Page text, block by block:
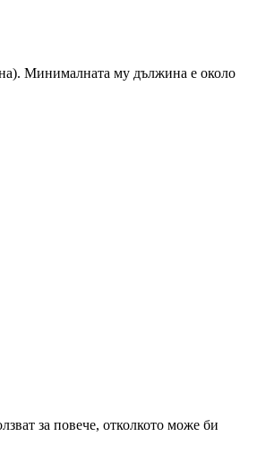
Минималната му дължина е около
за повече, отколкото може би